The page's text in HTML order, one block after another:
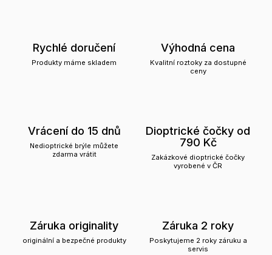
Rychlé doručení
Produkty máme skladem
Výhodná cena
Kvalitní roztoky za dostupné
ceny
Vrácení do 15 dnů
Nedioptrické brýle můžete
zdarma vrátit
Dioptrické čočky od
790 Kč
Zakázkové dioptrické čočky
vyrobené v ČR
Záruka originality
originální a bezpečné produkty
Záruka 2 roky
Poskytujeme 2 roky záruku a
servis